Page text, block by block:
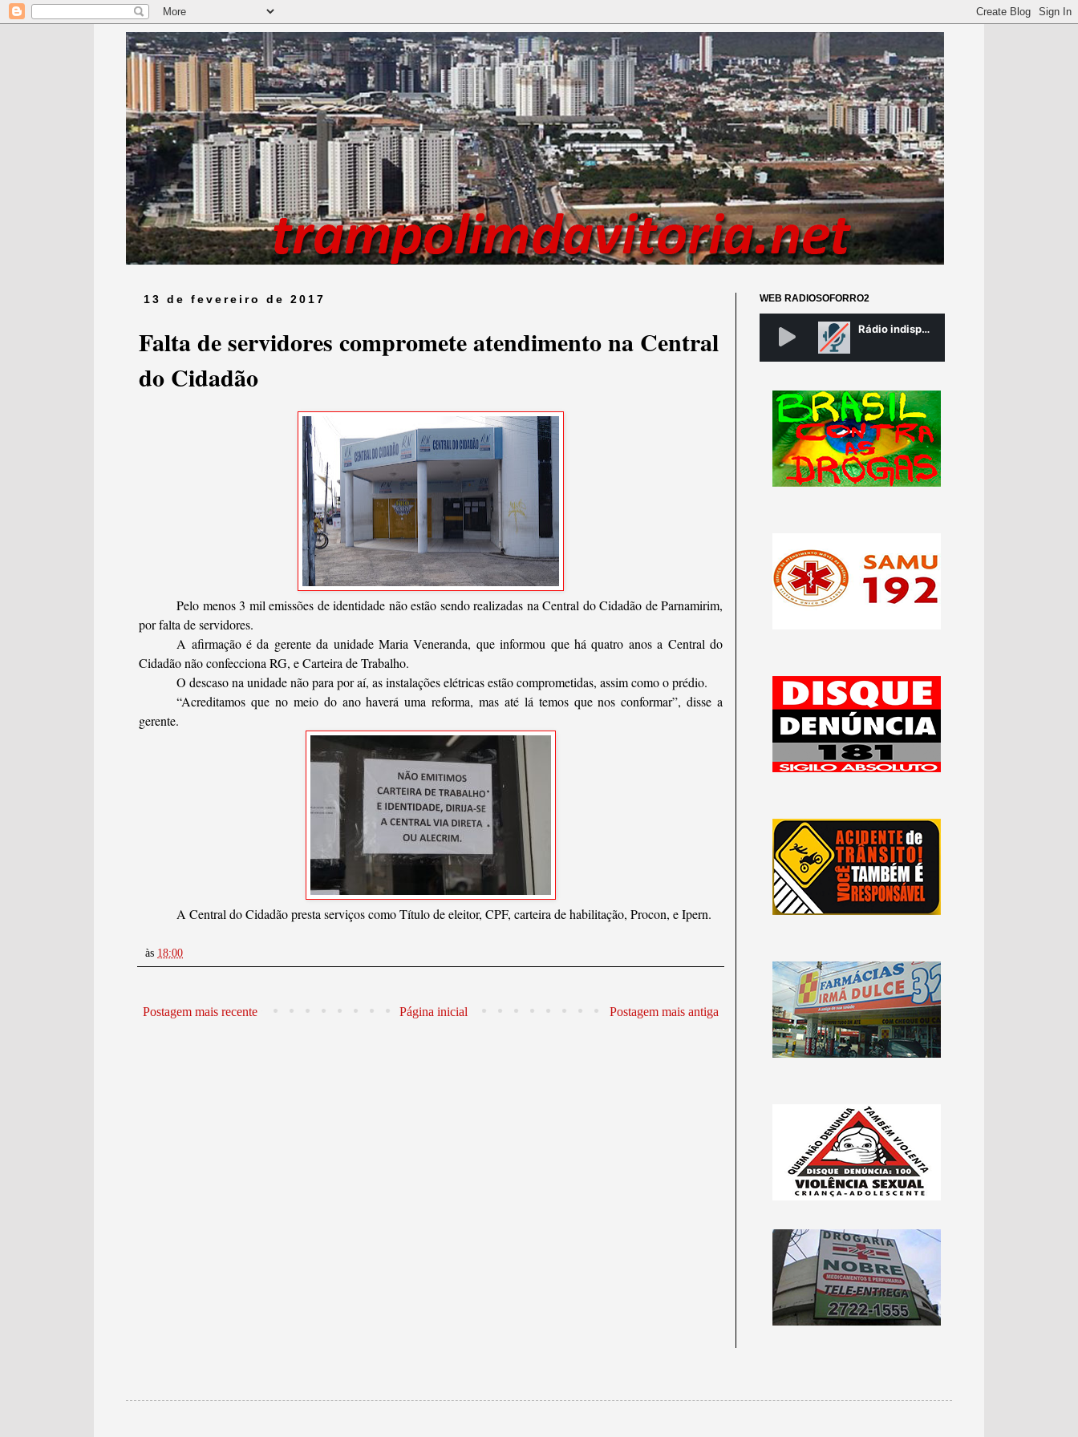
13 de fevereiro de 2017
Falta de servidores compromete atendimento na Central
do Cidadão
Pelo menos 3 mil emissões de identidade não estão sendo realizadas na Central do Cidadão de Parnamirim,
por falta de servidores.
A afirmação é da gerente da unidade Maria Veneranda, que informou que há quatro anos a Central do
Cidadão não confecciona RG, e Carteira de Trabalho.
O descaso na unidade não para por aí, as instalações elétricas estão comprometidas, assim como o prédio.
“Acreditamos que no meio do ano haverá uma reforma, mas até lá temos que nos conformar”, disse a
gerente.
A Central do Cidadão presta serviços como Título de eleitor, CPF, carteira de habilitação, Procon, e Ipern.
às 18:00
Postagem mais recente Postagem mais antiga
Página inicial
WEB RADIOSOFORRO2